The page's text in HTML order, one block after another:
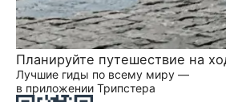
Планируйте путешествие на
Лучшие гиды по всему миру —
в приложении Трипстера